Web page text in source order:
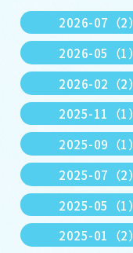
2026-07（2）
2026-05（1）
2026-02（2）
2025-11（1）
2025-09（1）
2025-07（2）
2025-05（1）
2025-01（2）